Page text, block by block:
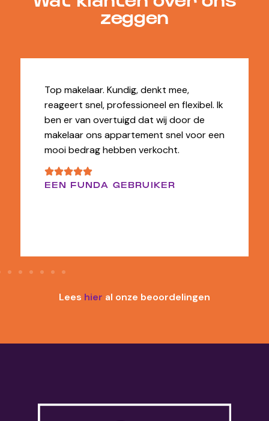
zeggen
Top makelaar. Kundig, denkt mee,
reageert snel, professioneel en flexibel. Ik
ben er van overtuigd dat wij door de
makelaar ons appartement snel voor een
mooi bedrag hebben verkocht.
EEN FUNDA GEBRUIKER
Lees hier al onze beoordelingen